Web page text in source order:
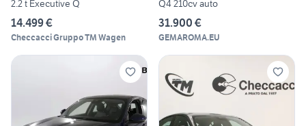
2.2 t Executive Q
14.499 €
Checcacci Gruppo TM Wagen
Q4 210cv auto
31.900 €
GEMAROMA.EU